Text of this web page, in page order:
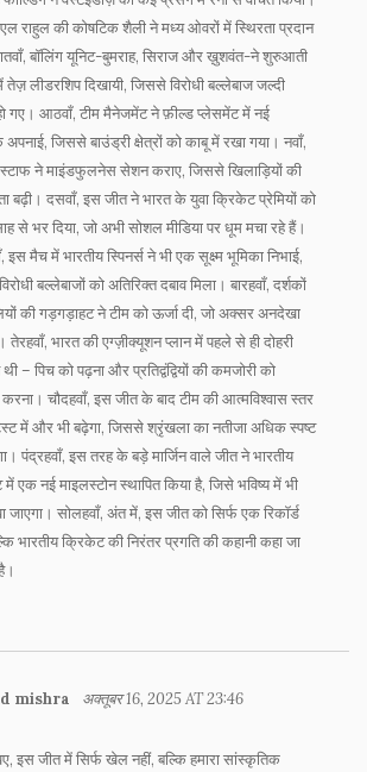
राहुल की कोषटिक शैली ने मध्य ओवरों में स्थिरता प्रदान
बॉलिंग यूनिट-बुमराह, सिराज और ख़ुशवंत-ने शुरुआती
लीडरशिप दिखायी, जिससे विरोधी बल्लेबाज जल्दी
गए। आठवाँ, टीम मैनेजमेंट ने फ़ील्ड प्लेसमेंट में नई
जिससे बाउंड्री क्षेत्रों को काबू में रखा गया। नवाँ,
ने माइंडफुलनेस सेशन कराए, जिससे खिलाड़ियों की
बढ़ी। दसवाँ, इस जीत ने भारत के युवा क्रिकेट प्रेमियों को
से भर दिया, जो अभी सोशल मीडिया पर धूम मचा रहे हैं।
इस मैच में भारतीय स्पिनर्स ने भी एक सूक्ष्म भूमिका निभाई,
बल्लेबाजों को अतिरिक्त दबाव मिला। बारहवाँ, दर्शकों
की गड़गड़ाहट ने टीम को ऊर्जा दी, जो अक्सर अनदेखा
तेरहवाँ, भारत की एग्ज़ीक्यूशन प्लान में पहले से ही दोहरी
थी – पिच को पढ़ना और प्रतिद्वंद्वियों की कमजोरी को
चौदहवाँ, इस जीत के बाद टीम की आत्मविश्वास स्तर
में और भी बढ़ेगा, जिससे श्रृंखला का नतीजा अधिक स्पष्ट
पंद्रहवाँ, इस तरह के बड़े मार्जिन वाले जीत ने भारतीय
एक नई माइलस्टोन स्थापित किया है, जिसे भविष्य में भी
जाएगा। सोलहवाँ, अंत में, इस जीत को सिर्फ एक रिकॉर्ड
भारतीय क्रिकेट की निरंतर प्रगति की कहानी कहा जा
mishra अक्तूबर 16, 2025 AT 23:46
इस जीत में सिर्फ खेल नहीं, बल्कि हमारा सांस्कृतिक